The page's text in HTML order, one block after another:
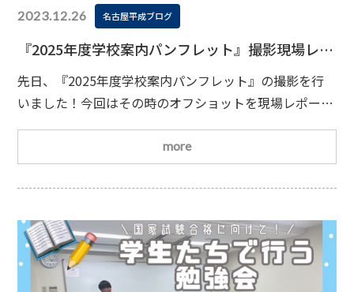
2023.12.26 名古屋平成ブログ
『2025年度学校案内パンフレット』撮影現場レポ
ート Vol.3
先日、『2025年度学校案内パンフレット』の撮影を行
いました！今回はその時のオフショットを現場レポート
とともにお伝えいたします
撮影最終日の12/22(金)
は、柔道整復学科の学生さんからスタート
力いただいた学生さんの撮影。なんだか慣れていらっし
ゃる(！？)ようなご様子でした
続いては看護学科の撮
さん、先生とのスリーショット
見学の方も多
more